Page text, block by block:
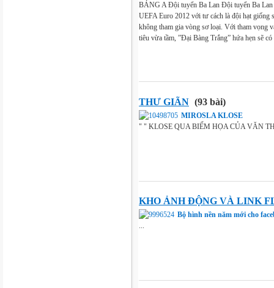
BẢNG A Đội tuyển Ba Lan Đội tuyển Ba Lan
UEFA Euro 2012 với tư cách là đội hạt giống
không tham gia vòng sơ loại. Với tham vọng
tiêu vừa tầm, ”Đại Bàng Trắng” hứa hẹn sẽ
THƯ GIÃN (93 bài)
MIROSLA KLOSE
" " KLOSE QUA BIẾM HỌA CỦA VĂN
KHO ẢNH ĐỘNG VÀ LINK
Bộ hình nền năm mới cho
...